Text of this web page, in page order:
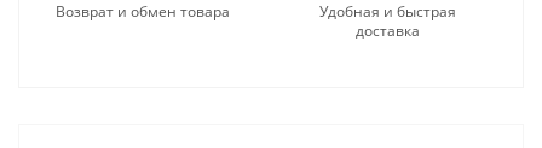
Возврат и обмен товара
Удобная и быстрая
доставка